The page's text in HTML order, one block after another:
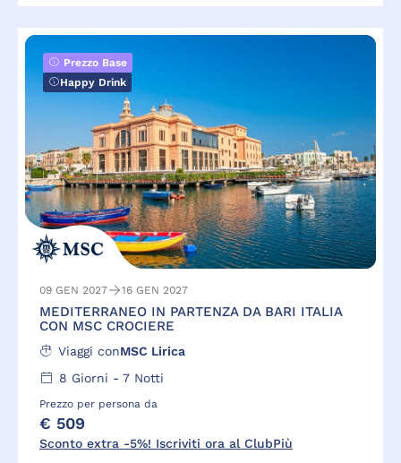
Prezzo Base
Happy Drink
09 GEN 2027 16 GEN 2027
MEDITERRANEO IN PARTENZA DA BARI ITALIA
CON MSC CROCIERE
Viaggi conMSC Lirica
8 Giorni - 7Notti
Prezzo per persona da
€ 509
Sconto extra -5%! Iscriviti ora al ClubPiù